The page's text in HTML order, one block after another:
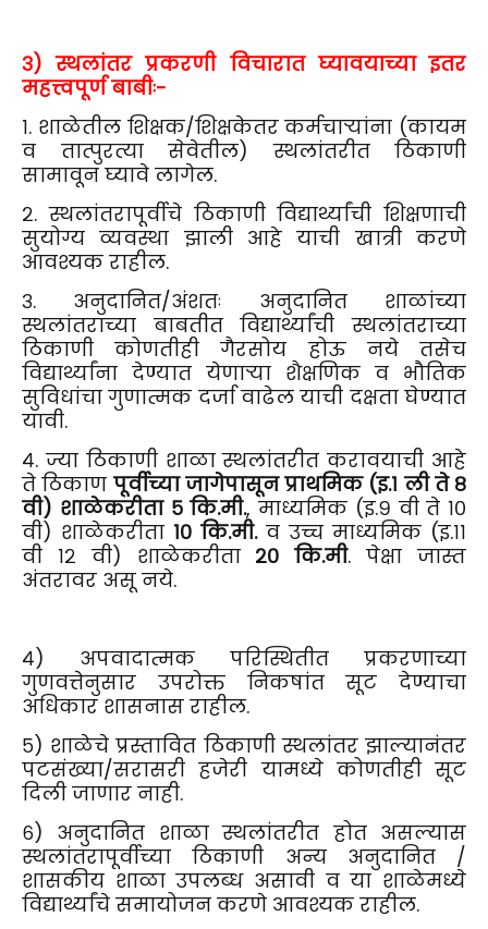
३) स्थलांतर प्रकरणी विचारात घ्यावयाच्या इतर
महत्त्वपूर्ण बाबीः-
१. शाळेतील शिक्षक/शिक्षकेतर कर्मचाऱ्यांना (कायम
व तात्पुरत्या सेवेतील) स्थलांतरीत ठिकाणी
सामावून घ्यावे लागेल.
२. स्थलांतरापूर्वीचे ठिकाणी विद्यार्थ्यांची शिक्षणाची
सुयोग्य व्यवस्था झाली आहे याची खात्री करणे
आवश्यक राहील.
३. अनुदानित/अंशतः अनुदानित शाळांच्या
स्थलांतराच्या बाबतीत विद्यार्थ्यांची स्थलांतराच्या
ठिकाणी कोणतीही गैरसोय होऊ नये तसेच
विद्यार्थ्यांना देण्यात येणाऱ्या शैक्षणिक व भौतिक
सुविधांचा गुणात्मक दर्जा वाढेल याची दक्षता घेण्यात
यावी.
४. ज्या ठिकाणी शाळा स्थलांतरीत करावयाची आहे
ते ठिकाण पूर्वीच्या जागेपासून प्राथमिक (इ.१ ली ते ८
वी) शाळेकरीता ५ कि.मी., माध्यमिक (इ.९ वी ते १०
वी) शाळेकरीता १० कि.मी.व उच्च माध्यमिक (इ.११
वी १२ वी) शाळेकरीता २० कि.मी. पेक्षा जास्त
अंतरावर असू नये.
४) अपवादात्मक परिस्थितीत प्रकरणाच्या
गुणवत्तेनुसार उपरोक्त निकषांत सूट देण्याचा
अधिकार शासनास राहील.
५) शाळेचे प्रस्तावित ठिकाणी स्थलांतर झाल्यानंतर
पटसंख्या/सरासरी हजेरी यामध्ये कोणतीही सूट
दिली जाणार नाही.
६) अनुदानित शाळा स्थलांतरीत होत असल्यास
स्थलांतरापूर्वीच्या ठिकाणी अन्य अनुदानित /
शासकीय शाळा उपलब्ध असावी व या शाळेमध्ये
विद्यार्थ्यांचे समायोजन करणे आवश्यक राहील.